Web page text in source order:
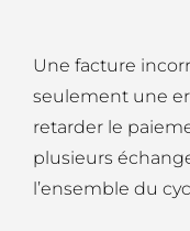
Une facture
seulement une
retarder le
plusieurs
l’ensemble du